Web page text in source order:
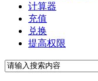
计算器
充值
兑换
提高权限